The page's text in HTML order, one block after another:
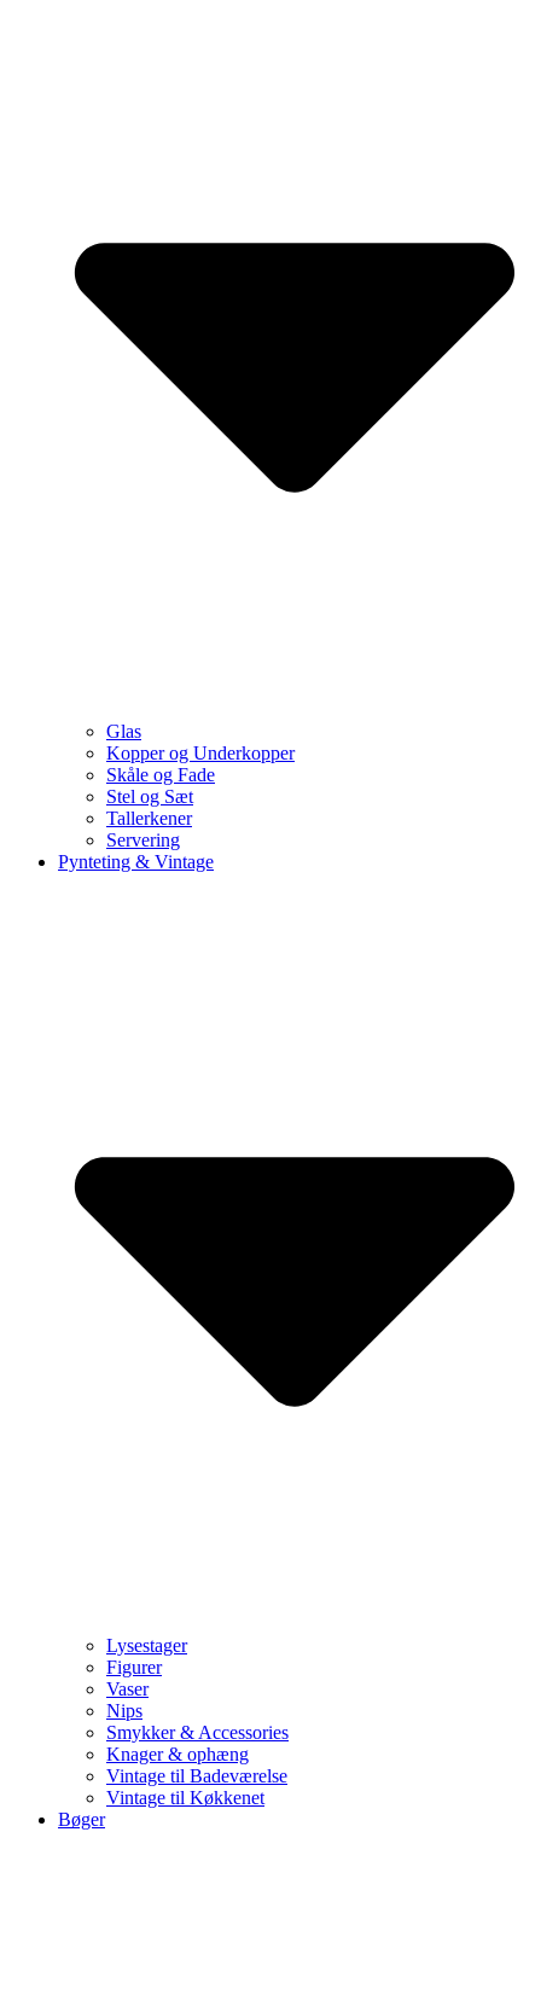
Glas
Kopper og Underkopper
Skåle og Fade
Stel og Sæt
Tallerkener
Servering
Pynteting & Vintage
Lysestager
Figurer
Vaser
Nips
Smykker & Accessories
Knager & ophæng
Vintage til Badeværelse
Vintage til Køkkenet
Bøger